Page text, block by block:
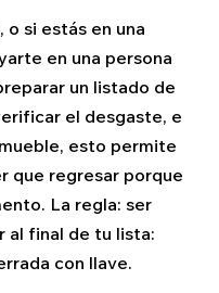
o si estás en una
en una persona
un listado de
el desgaste, e
esto permite
que regresar porque
La regla: ser
al final de tu lista:
con llave.